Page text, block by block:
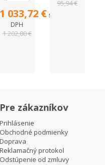
1 033,72 € s
DPH
1 202,00 €
95,94 €
Pre zákazníkov
Prihlásenie
Obchodné podmienky
Doprava
Reklamačný protokol
Odstúpenie od zmluvy